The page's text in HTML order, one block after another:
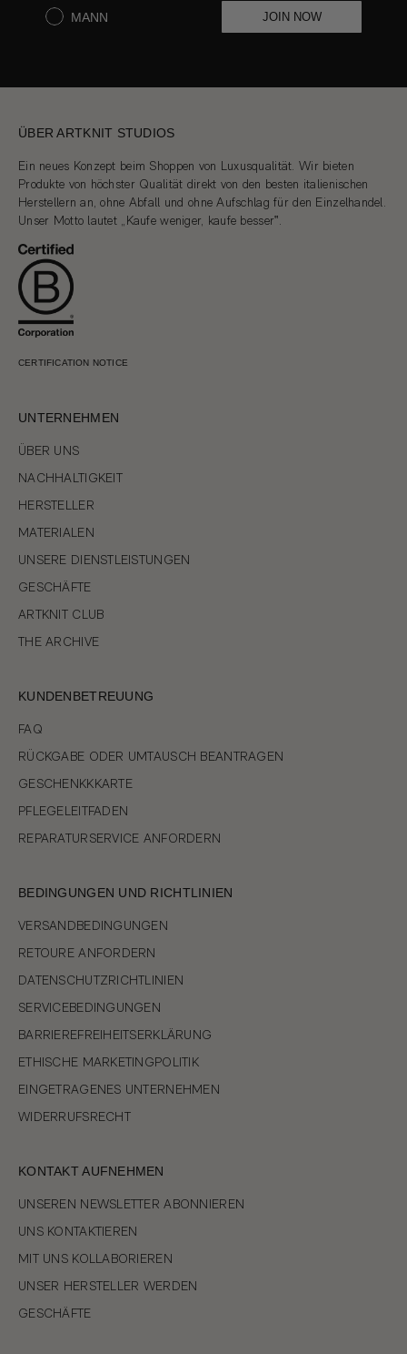
MANN
JOIN NOW
ÜBER ARTKNIT STUDIOS
Ein neues Konzept beim Shoppen von Luxusqualität. Wir bieten
Produkte von höchster Qualität direkt von den besten italienischen
Herstellern an, ohne Abfall und ohne Aufschlag für den Einzelhandel.
Unser Motto lautet „Kaufe weniger, kaufe besser‟.
CERTIFICATION NOTICE
UNTERNEHMEN
ÜBER UNS
NACHHALTIGKEIT
HERSTELLER
MATERIALEN
UNSERE DIENSTLEISTUNGEN
GESCHÄFTE
ARTKNIT CLUB
THE ARCHIVE
KUNDENBETREUUNG
FAQ
RÜCKGABE ODER UMTAUSCH BEANTRAGEN
GESCHENKKKARTE
PFLEGELEITFADEN
REPARATURSERVICE ANFORDERN
BEDINGUNGEN UND RICHTLINIEN
VERSANDBEDINGUNGEN
RETOURE ANFORDERN
DATENSCHUTZRICHTLINIEN
SERVICEBEDINGUNGEN
BARRIEREFREIHEITSERKLÄRUNG
ETHISCHE MARKETINGPOLITIK
EINGETRAGENES UNTERNEHMEN
WIDERRUFSRECHT
KONTAKT AUFNEHMEN
UNSEREN NEWSLETTER ABONNIEREN
UNS KONTAKTIEREN
MIT UNS KOLLABORIEREN
UNSER HERSTELLER WERDEN
GESCHÄFTE